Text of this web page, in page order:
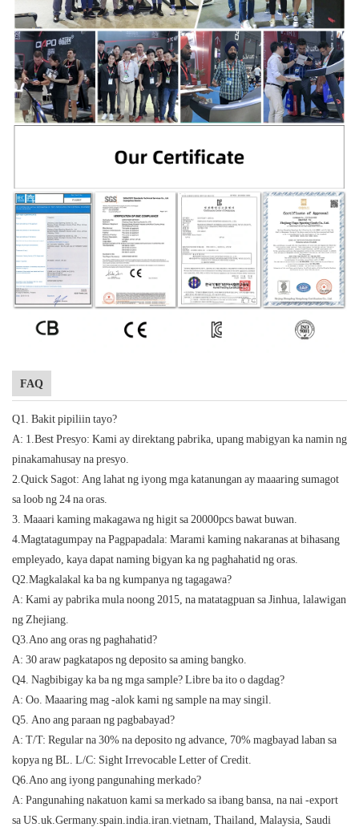
FAQ
Q1. Bakit pipiliin tayo?
A: 1.Best Presyo: Kami ay direktang pabrika, upang mabigyan ka namin ng
pinakamahusay na presyo.
2.Quick Sagot: Ang lahat ng iyong mga katanungan ay maaaring sumagot
sa loob ng 24 na oras.
3. Maaari kaming makagawa ng higit sa 20000pcs bawat buwan.
4.Magtatagumpay na Pagpapadala: Marami kaming nakaranas at bihasang
empleyado, kaya dapat naming bigyan ka ng paghahatid ng oras.
Q2.Magkalakal ka ba ng kumpanya ng tagagawa?
A: Kami ay pabrika mula noong 2015, na matatagpuan sa Jinhua, lalawigan
ng Zhejiang.
Q3.Ano ang oras ng paghahatid?
A: 30 araw pagkatapos ng deposito sa aming bangko.
Q4. Nagbibigay ka ba ng mga sample? Libre ba ito o dagdag?
A: Oo. Maaaring mag -alok kami ng sample na may singil.
Q5. Ano ang paraan ng pagbabayad?
A: T/T: Regular na 30% na deposito ng advance, 70% magbayad laban sa
kopya ng BL. L/C: Sight Irrevocable Letter of Credit.
Q6.Ano ang iyong pangunahing merkado?
A: Pangunahing nakatuon kami sa merkado sa ibang bansa, na nai -export
sa US.uk.Germany.spain.india.iran.vietnam, Thailand, Malaysia, Saudi